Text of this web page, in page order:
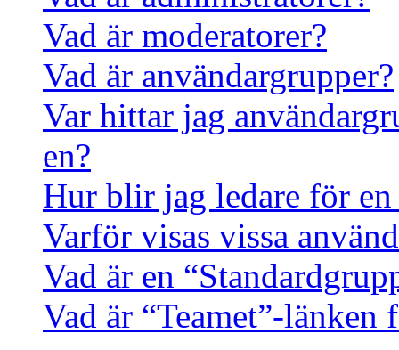
Vad är moderatorer?
Vad är användargrupper?
Var hittar jag
en?
Hur blir jag ledare för en
Varför visas vissa
Vad är en
Vad är “Teamet”-länken